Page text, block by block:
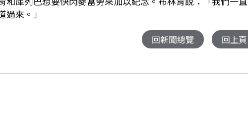
來。」
回新聞總覽 回上頁